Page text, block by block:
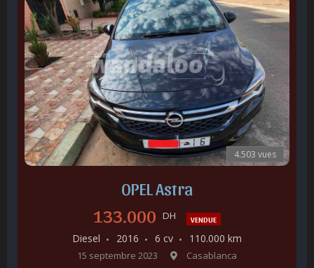
4.503 vues
OPEL Astra
133.000 DH VENDUE
Diesel 2016 6 cv 110.000 km
15 septembre 2023 Casablanca